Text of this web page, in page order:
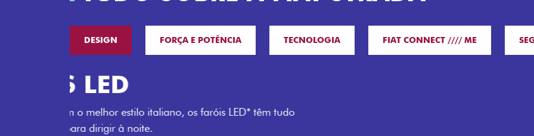
DESIGN FORÇA E POTÊNCIA TECNOLOGIA FIAT CONNECT //// ME